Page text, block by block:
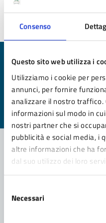
Consenso
Questo sito web utilizza i
Utilizziamo i cookie per
annunci, per fornire
analizzare il nostro traffico.
informazioni sul modo in
nostri partner che si
pubblicità e social media, i
altre informazioni che ha
dal suo utilizzo dei loro
delNecessari
Ultimo aggiornamento:01/
Quanto sono chiare
pagina?
Valuta da 1 a 5 stelle la pagina
Valuta 5
Valuta 4 stelle
Valuta 3 stelle su 5
Valuta 2 stelle su 5
Valuta 1 stelle su 5